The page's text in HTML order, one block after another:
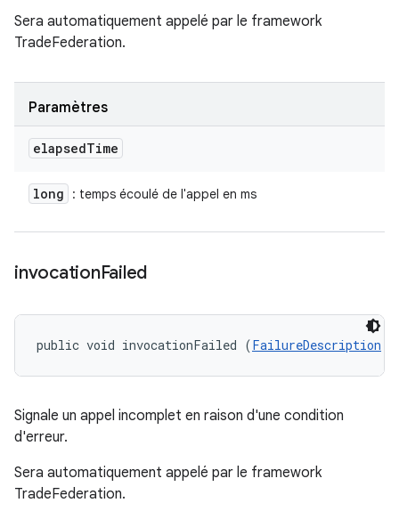
Sera automatiquement appelé par le framework
TradeFederation.
Paramètres
elapsedTime
long : temps écoulé de l'appel en ms
invocationFailed
public void invocationFailed (FailureDescription
Signale un appel incomplet en raison d'une condition
d'erreur.
Sera automatiquement appelé par le framework
TradeFederation.